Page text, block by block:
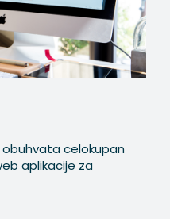
obuhvata celokupan
aplikacije za